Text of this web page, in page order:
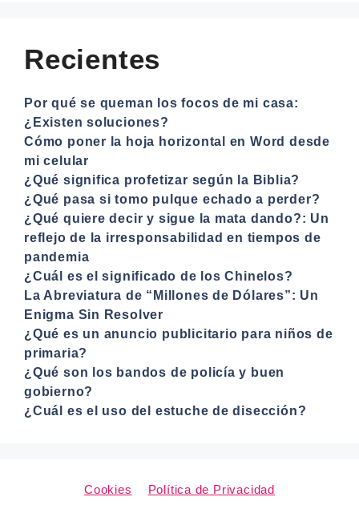
Recientes
Por qué se queman los focos de mi casa:
¿Existen soluciones?
Cómo poner la hoja horizontal en Word desde
mi celular
¿Qué significa profetizar según la Biblia?
¿Qué pasa si tomo pulque echado a perder?
¿Qué quiere decir y sigue la mata dando?: Un
reflejo de la irresponsabilidad en tiempos de
pandemia
¿Cuál es el significado de los Chinelos?
La Abreviatura de “Millones de Dólares”: Un
Enigma Sin Resolver
¿Qué es un anuncio publicitario para niños de
primaria?
¿Qué son los bandos de policía y buen
gobierno?
¿Cuál es el uso del estuche de disección?
Cookies Política de Privacidad